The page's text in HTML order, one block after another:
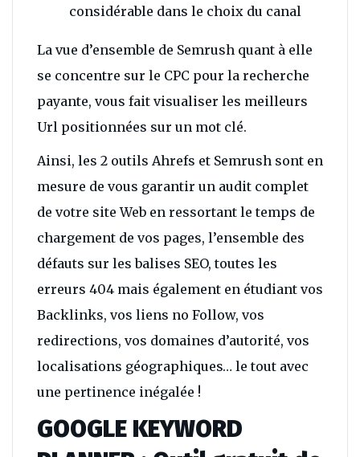
considérable dans le choix du canal
La vue d’ensemble de Semrush quant à elle
se concentre sur le CPC pour la recherche
payante, vous fait visualiser les meilleurs
Url positionnées sur un mot clé.
Ainsi, les 2 outils Ahrefs et Semrush sont en
mesure de vous garantir un audit complet
de votre site Web en ressortant le temps de
chargement de vos pages, l’ensemble des
défauts sur les balises SEO, toutes les
erreurs 404 mais également en étudiant vos
Backlinks, vos liens no Follow, vos
redirections, vos domaines d’autorité, vos
localisations géographiques… le tout avec
une pertinence inégalée !
GOOGLE KEYWORD